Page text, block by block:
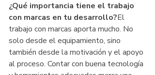
¿Qué importancia tiene el trabajo
con marcas en tu desarrollo?El
trabajo con marcas aporta mucho. No
solo desde el equipamiento, sino
también desde la motivación y el apoyo
al proceso. Contar con buena tecnología